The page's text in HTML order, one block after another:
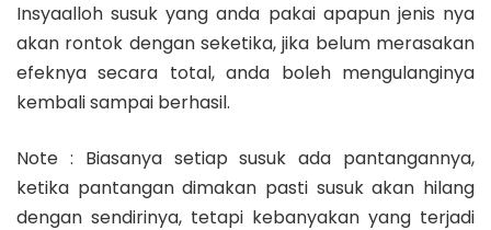
Insyaalloh susuk yang anda pakai apapun jenis nya
akan rontok dengan seketika, jika belum merasakan
efeknya secara total, anda boleh mengulanginya
kembali sampai berhasil.
Note : Biasanya setiap susuk ada pantangannya,
ketika pantangan dimakan pasti susuk akan hilang
dengan sendirinya, tetapi kebanyakan yang terjadi